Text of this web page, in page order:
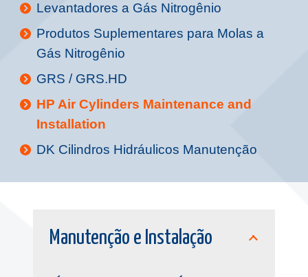
Levantadores a Gás Nitrogênio
Produtos Suplementares para Molas a
Gás Nitrogênio
GRS / GRS.HD
HP Air Cylinders Maintenance and
Installation
DK Cilindros Hidráulicos Manutenção
Manutenção e Instalação